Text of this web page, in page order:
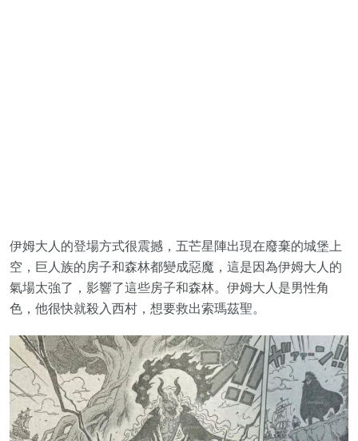
伊姆大人的登場方式很震撼，五芒星陣出現在廢棄的城堡上
空，巨人族的房子和森林都變成惡魔，這是因為伊姆大人的
氣場太強了，影響了這些房子和森林。伊姆大人是男性角
色，他很快就殺入西村，想要救出索瑪茲聖。